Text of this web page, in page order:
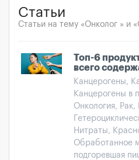
Статьи
Статьи на тему «Онколог » и
Топ-6
всего
Канцерогены,
Канцерогены в
Онкология,
Нитраты,
Обработанное
подгоревшая